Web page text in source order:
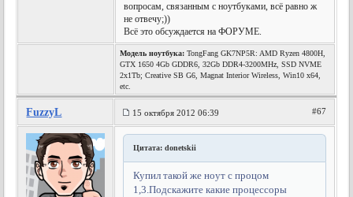
вопросам, связанным с ноутбуками, всё равно ж
не отвечу;))
Всё это обсуждается на ФОРУМЕ.
Модель ноутбука: TongFang GK7NP5R: AMD Ryzen 4800H,
GTX 1650 4Gb GDDR6, 32Gb DDR4-3200MHz, SSD NVME
2x1Tb; Creative SB G6, Magnat Interior Wireless, Win10 x64,
etc.
FuzzyL 15 октября 2012 06:39 #67
Цитата: donetskii
Купил такой же ноут с процом
1,3.Подскажите какие процессоры